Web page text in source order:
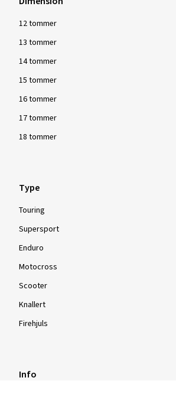
12 tommer
13 tommer
14 tommer
15 tommer
16 tommer
17 tommer
18 tommer
Type
Touring
Supersport
Enduro
Motocross
Scooter
Knallert
Firehjuls
Info